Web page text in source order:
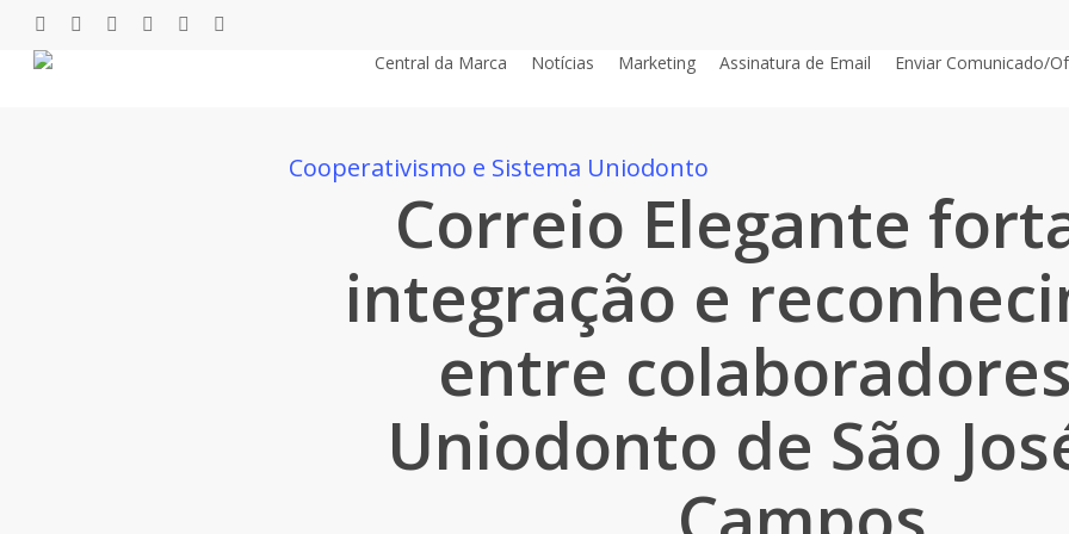
Pular
Central da Marca Notícias Marketing Assinatura de Email Enviar Comunicado/
Cooperativismo e Sistema Uniodonto
Correio Elegante
integração e
entre
Uniodonto de São